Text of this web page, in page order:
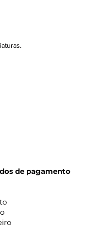
de pagamento